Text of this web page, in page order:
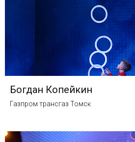
Богдан Копейкин
Газпром трансгаз Томск